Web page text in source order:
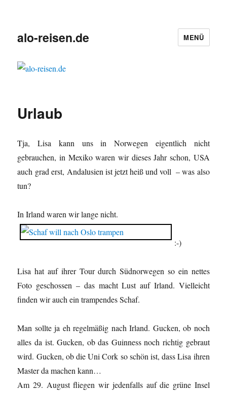
alo-reisen.de MENÜ
Urlaub
Tja, Lisa kann uns in Norwegen eigentlich nicht
gebrauchen, in Mexiko waren wir dieses Jahr schon, USA
auch grad erst, Andalusien ist jetzt heiß und voll – was also
tun?
In Irland waren wir lange nicht.
:-)
Lisa hat auf ihrer Tour durch Südnorwegen so ein nettes
Foto geschossen – das macht Lust auf Irland. Vielleicht
finden wir auch ein trampendes Schaf.
Man sollte ja eh regelmäßig nach Irland. Gucken, ob noch
alles da ist. Gucken, ob das Guinness noch richtig gebraut
wird. Gucken, ob die Uni Cork so schön ist, dass Lisa ihren
Master da machen kann…
Am 29. August fliegen wir jedenfalls auf die grüne Insel